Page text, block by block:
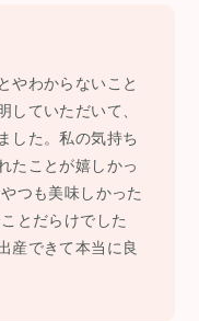
やわからないこと
していただいて、
した。私の気持ち
たことが嬉しかっ
つも美味しかった
とだらけでした
産できて本当に良